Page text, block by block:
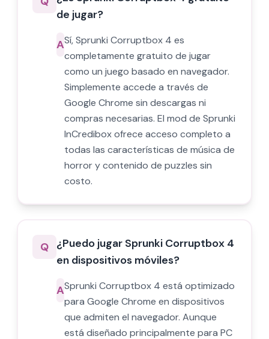
de jugar?
ASí, Sprunki Corruptbox 4 es
completamente gratuito de jugar
como un juego basado en navegador.
Simplemente accede a través de
Google Chrome sin descargas ni
compras necesarias. El mod de Sprunki
InCredibox ofrece acceso completo a
todas las características de música de
horror y contenido de puzzles sin
costo.
Q ¿Puedo jugar Sprunki Corruptbox 4
en dispositivos móviles?
ASprunki Corruptbox 4 está optimizado
para Google Chrome en dispositivos
que admiten el navegador. Aunque
está diseñado principalmente para PC